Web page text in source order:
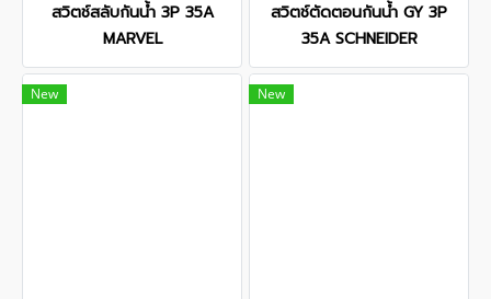
สวิตช์สลับกันน้ำ 3P 35A
MARVEL
สวิตช์ตัดตอนกันน้ำ GY 3P
35A SCHNEIDER
New New